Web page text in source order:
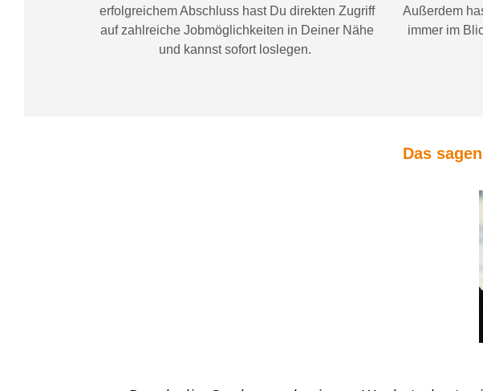
erfolgreichem Abschluss hast Du direkten Zugriff
auf zahlreiche Jobmöglichkeiten in Deiner Nähe
und kannst sofort loslegen.
Außerdem
immer im
Das